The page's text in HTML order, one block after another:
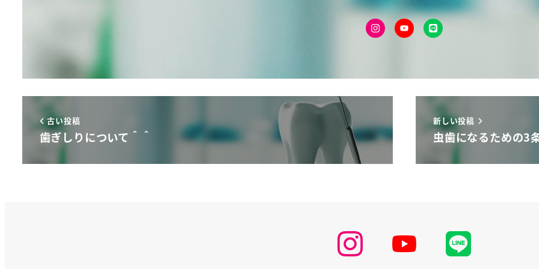
古い投稿
歯ぎしりについて＾＾
新しい投稿
虫歯になるための3